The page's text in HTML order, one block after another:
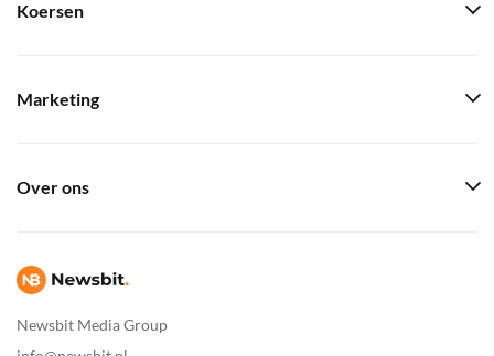
Newsbit Media Group
Koersen
Marketing
Over ons